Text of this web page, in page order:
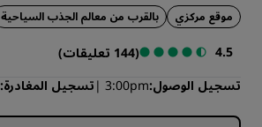
موقع مركزي بالقرب من معالم الجذب السياحية
4.5
(144 تعليقات)
تسجيل الوصول 3:00pm تسجيل المغادرة